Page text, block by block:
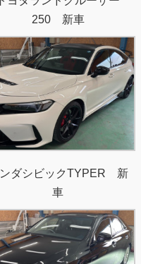
250 新車
ダシビックTYPER 新
車